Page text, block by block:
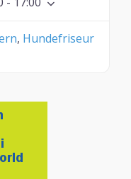
, Hundefriseur